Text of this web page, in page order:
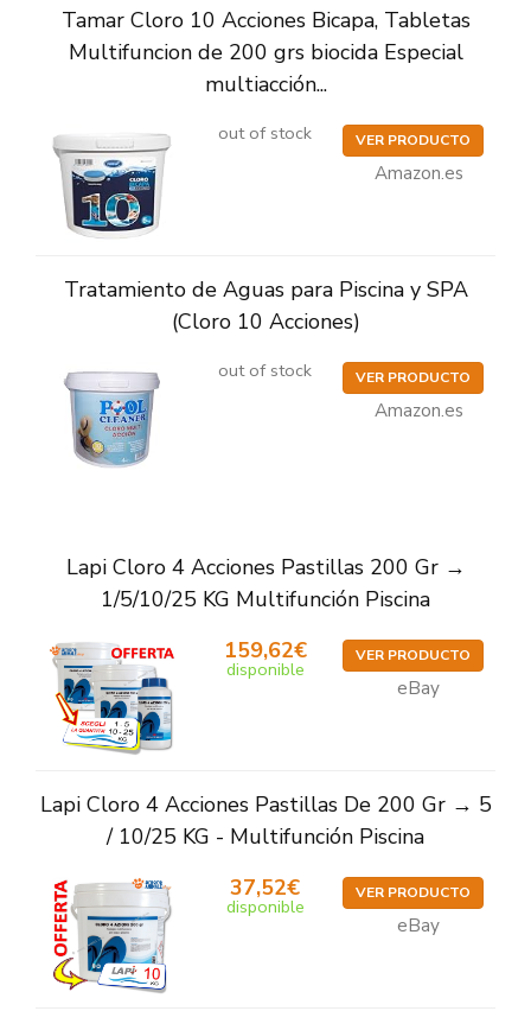
Tamar Cloro 10 Acciones Bicapa, Tabletas
Multifuncion de 200 grs biocida Especial
multiacción...
out of stock VER PRODUCTO
Amazon.es
Tratamiento de Aguas para Piscina y SPA
(Cloro 10 Acciones)
out of stock VER PRODUCTO
Amazon.es
Lapi Cloro 4 Acciones Pastillas 200 Gr →
1/5/10/25 KG Multifunción Piscina
159,62€
disponible
VER PRODUCTO
eBay
Lapi Cloro 4 Acciones Pastillas De 200 Gr → 5
/ 10/25 KG - Multifunción Piscina
37,52€
disponible
VER PRODUCTO
eBay